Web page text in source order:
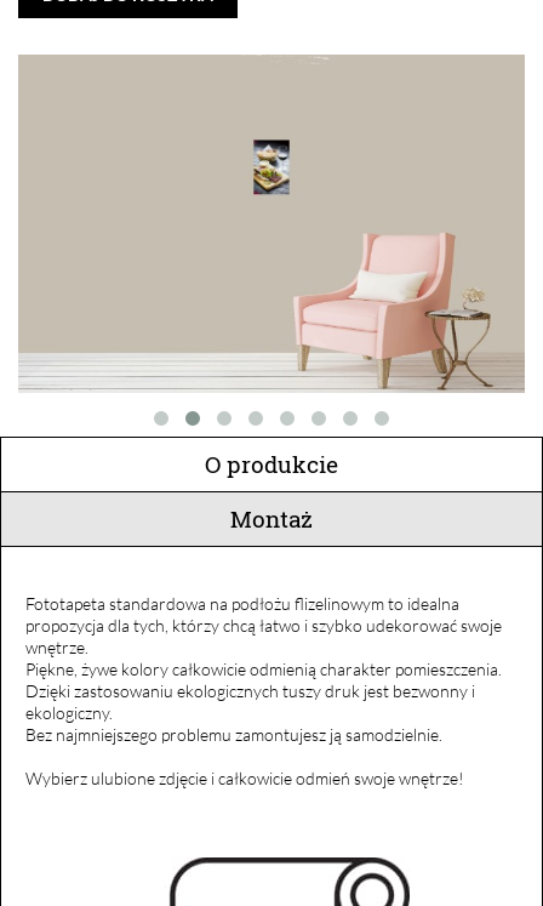
O produkcie
Montaż
Fototapeta standardowa na podłożu flizelinowym to idealna
propozycja dla tych, którzy chcą łatwo i szybko udekorować swoje
wnętrze.
Piękne, żywe kolory całkowicie odmienią charakter pomieszczenia.
Dzięki zastosowaniu ekologicznych tuszy druk jest bezwonny i
ekologiczny.
Bez najmniejszego problemu zamontujesz ją samodzielnie.
Wybierz ulubione zdjęcie i całkowicie odmień swoje wnętrze!